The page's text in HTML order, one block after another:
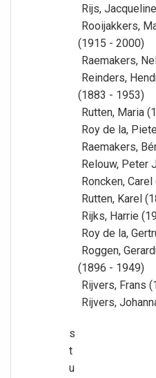
Rijs,
Rooijakkers,
(1915 - 2000)
Raemakers,
Reinders,
(1883 - 1953)
Rutten, Maria
Roy de la,
Raemakers,
Relouw, Peter
Roncken,
Rutten, Karel
Rijks, Harrie
Roy de la,
Roggen,
(1896 - 1949)
Rijvers, Frans
Rijvers,
s
t
u